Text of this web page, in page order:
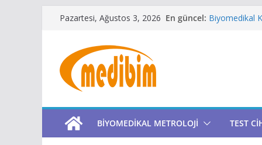
Pazartesi, Ağustos 3, 2026 En güncel: Biyomedikal
Gaz
BIYOMEDIKAL METROLOJI TEST